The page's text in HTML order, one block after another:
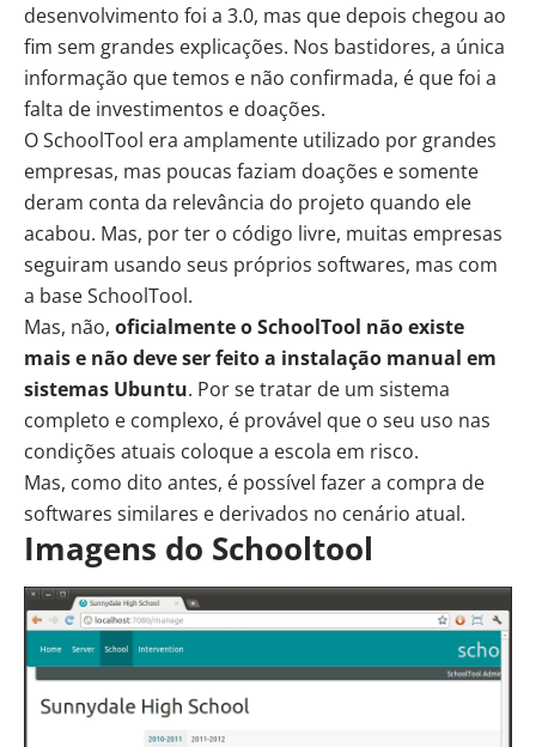
desenvolvimento foi a 3.0, mas que depois chegou ao
fim sem grandes explicações. Nos bastidores, a única
informação que temos e não confirmada, é que foi a
falta de investimentos e doações.
O SchoolTool era amplamente utilizado por grandes
empresas, mas poucas faziam doações e somente
deram conta da relevância do projeto quando ele
acabou. Mas, por ter o código livre, muitas empresas
seguiram usando seus próprios softwares, mas com
a base SchoolTool.
Mas, não, oficialmente o SchoolTool não existe
mais e não deve ser feito a instalação manual em
sistemas Ubuntu. Por se tratar de um sistema
completo e complexo, é provável que o seu uso nas
condições atuais coloque a escola em risco.
Mas, como dito antes, é possível fazer a compra de
softwares similares e derivados no cenário atual.
Imagens do Schooltool